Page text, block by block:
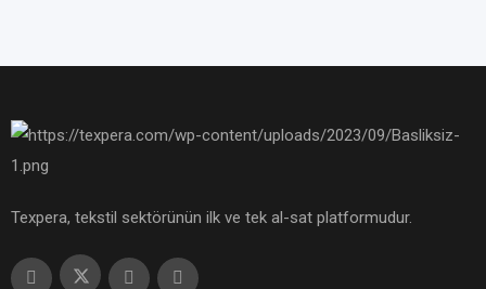
Texpera, tekstil sektörünün ilk ve tek al-sat platformudur.